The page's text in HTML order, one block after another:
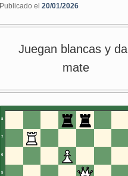
Publicado el 20/01/2026
Juegan blancas y
mate
8
7
6
5